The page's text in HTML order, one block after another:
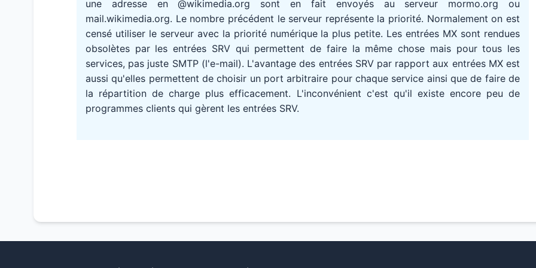
une adresse en @wikimedia.org sont en fait envoyés au serveur mormo.org ou
mail.wikimedia.org. Le nombre précédent le serveur représente la priorité. Normalement on est
censé utiliser le serveur avec la priorité numérique la plus petite. Les entrées MX sont rendues
obsolètes par les entrées SRV qui permettent de faire la même chose mais pour tous les
services, pas juste SMTP (l'e-mail). L'avantage des entrées SRV par rapport aux entrées MX est
aussi qu'elles permettent de choisir un port arbitraire pour chaque service ainsi que de faire de
la répartition de charge plus efficacement. L'inconvénient c'est qu'il existe encore peu de
programmes clients qui gèrent les entrées SRV.